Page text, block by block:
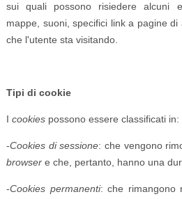
sui quali possono risiedere alcuni
mappe, suoni, specifici link a pagine
che l'utente sta visitando.
Tipi di cookie
I cookies possono essere classificati in:
-Cookies di sessione: che vengono
browsere che, pertanto, hanno una
-Cookies permanenti: che rimangono